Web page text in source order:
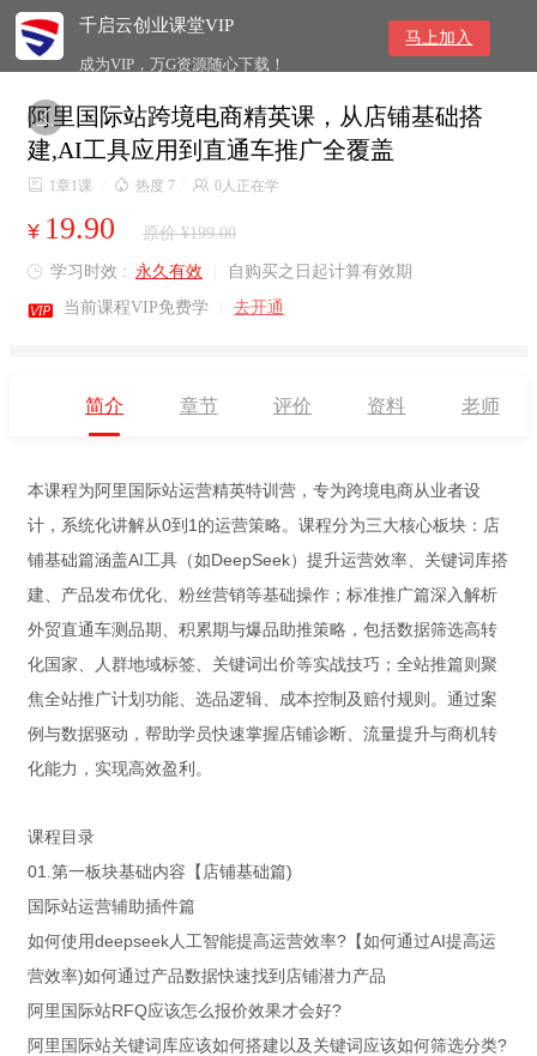
千启云创业课堂VIP
成为VIP，万G资源随心下载！
马上加入

阿里国际站跨境电商精英课，从店铺基础搭
建,AI工具应用到直通车推广全覆盖
 1章1课  热度 7  0人正在学
¥ 19.90 原价 ¥199.00
 学习时效 : 永久有效 自购买之日起计算有效期
 当前课程VIP免费学 去开通
简介 章节 评价 资料 老师
本课程为阿里国际站运营精英特训营，专为跨境电商从业者设
计，系统化讲解从0到1的运营策略。课程分为三大核心板块：店
铺基础篇涵盖AI工具（如DeepSeek）提升运营效率、关键词库搭
建、产品发布优化、粉丝营销等基础操作；标准推广篇深入解析
外贸直通车测品期、积累期与爆品助推策略，包括数据筛选高转
化国家、人群地域标签、关键词出价等实战技巧；全站推篇则聚
焦全站推广计划功能、选品逻辑、成本控制及赔付规则。通过案
例与数据驱动，帮助学员快速掌握店铺诊断、流量提升与商机转
化能力，实现高效盈利。
课程目录
01.第一板块基础内容【店铺基础篇)
国际站运营辅助插件篇
如何使用deepseek人工智能提高运营效率?【如何通过AI提高运
营效率)如何通过产品数据快速找到店铺潜力产品
阿里国际站RFQ应该怎么报价效果才会好?
阿里国际站关键词库应该如何搭建以及关键词应该如何筛选分类?